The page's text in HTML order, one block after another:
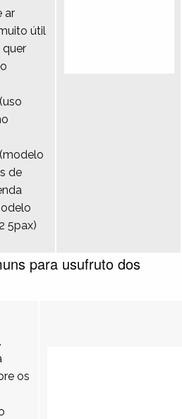
ar
útil
quer
de
5pax)
para usufruto dos
os